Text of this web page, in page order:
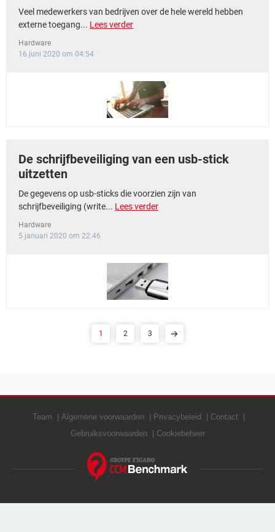
Veel medewerkers van bedrijven over de hele wereld hebben
externe toegang... Lees verder
Hardware
16 juni 2020 om 04:54
De schrijfbeveiliging van een usb-stick
uitzetten
De gegevens op usb-sticks die voorzien zijn van
schrijfbeveiliging (write... Lees verder
Hardware
5 januari 2020 om 22:46
1 2 3
Team Algemene voorwaarden Privacybeleid
Contact
Gebruiksvoorwaarden
Cookiebeheer